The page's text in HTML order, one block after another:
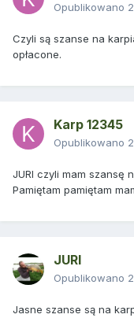
Opublikowano
Czyli są szanse na
opłacone.
Karp 12345
Opublikowano
JURI czyli mam szansę
Pamiętam pamiętam
JURI
Opublikowano
Jasne szanse są na